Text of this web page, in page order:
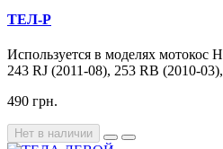
ТЕЛ-Р
Используется в моделях мотокос
243 RJ (2011-08), 253 RB (2010-
490 грн.
Нет в наличии